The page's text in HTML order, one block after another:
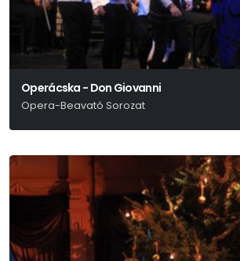
Operácska - Don Giovanni
Opera-Beavató Sorozat